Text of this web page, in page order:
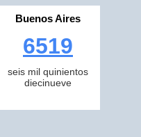
Buenos Aires
6519
seis mil quinientos
diecinueve